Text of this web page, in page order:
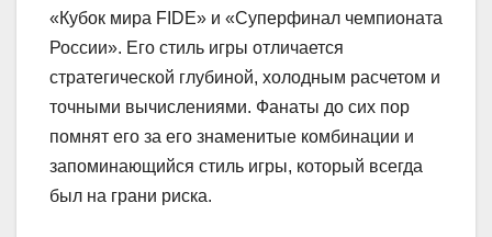
«Кубок мира FIDE» и «Суперфинал чемпионата
России». Его стиль игры отличается
стратегической глубиной, холодным расчетом и
точными вычислениями. Фанаты до сих пор
помнят его за его знаменитые комбинации и
запоминающийся стиль игры, который всегда
был на грани риска.